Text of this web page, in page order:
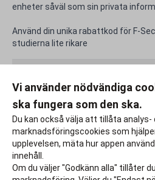
enheter såväl som sin privata
Använd din unika rabattkod för F-
studierna lite rikare
Rapportera ett problem
Vi använder nödvändiga
ska fungera som den ska.
Du kan också välja att tillåta analys-
marknadsföringscookies som
upplevelsen, mäta hur appen
innehåll.
Om du väljer "Godkänn alla" tillåter